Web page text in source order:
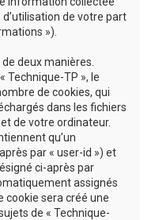
de votre part
»).
deux manières.
Technique-TP », le
de cookies, qui
dans les fichiers
de votre ordinateur.
qu’un
par « user-id ») et
ci-après par
assignés
cookie sera créé une
de « Technique-